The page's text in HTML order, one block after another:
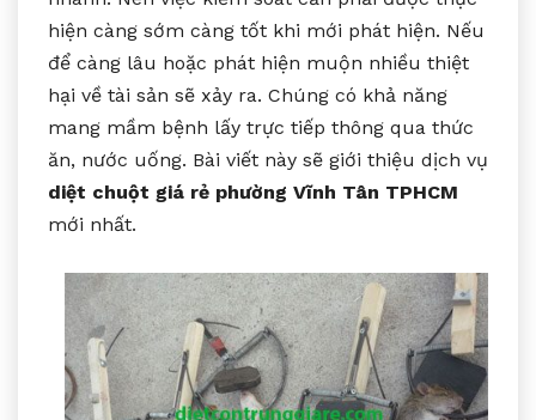
hiện càng sớm càng tốt khi mới phát hiện. Nếu
để càng lâu hoặc phát hiện muộn nhiều thiệt
hại về tài sản sẽ xảy ra. Chúng có khả năng
mang mầm bệnh lấy trực tiếp thông qua thức
ăn, nước uống. Bài viết này sẽ giới thiệu dịch vụ
diệt chuột giá rẻ phường Vĩnh Tân TPHCM
mới nhất.